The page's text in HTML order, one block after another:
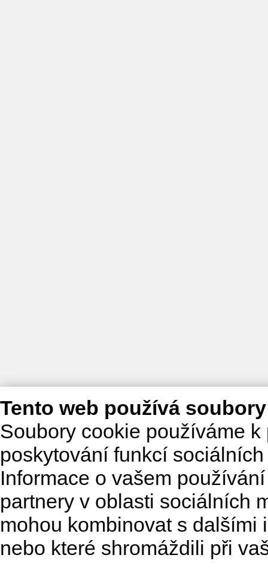
Tento web používá
Soubory cookie používáme
poskytování funkcí
Informace o vašem
partnery v oblasti sociálních
mohou kombinovat s dalšími
nebo které shromáždili při